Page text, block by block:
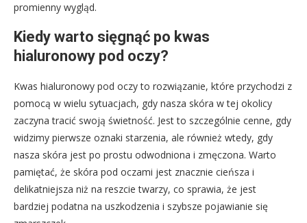
promienny wygląd.
Kiedy warto sięgnąć po kwas
hialuronowy pod oczy?
Kwas hialuronowy pod oczy to rozwiązanie, które przychodzi z
pomocą w wielu sytuacjach, gdy nasza skóra w tej okolicy
zaczyna tracić swoją świetność. Jest to szczególnie cenne, gdy
widzimy pierwsze oznaki starzenia, ale również wtedy, gdy
nasza skóra jest po prostu odwodniona i zmęczona. Warto
pamiętać, że skóra pod oczami jest znacznie cieńsza i
delikatniejsza niż na reszcie twarzy, co sprawia, że jest
bardziej podatna na uszkodzenia i szybsze pojawianie się